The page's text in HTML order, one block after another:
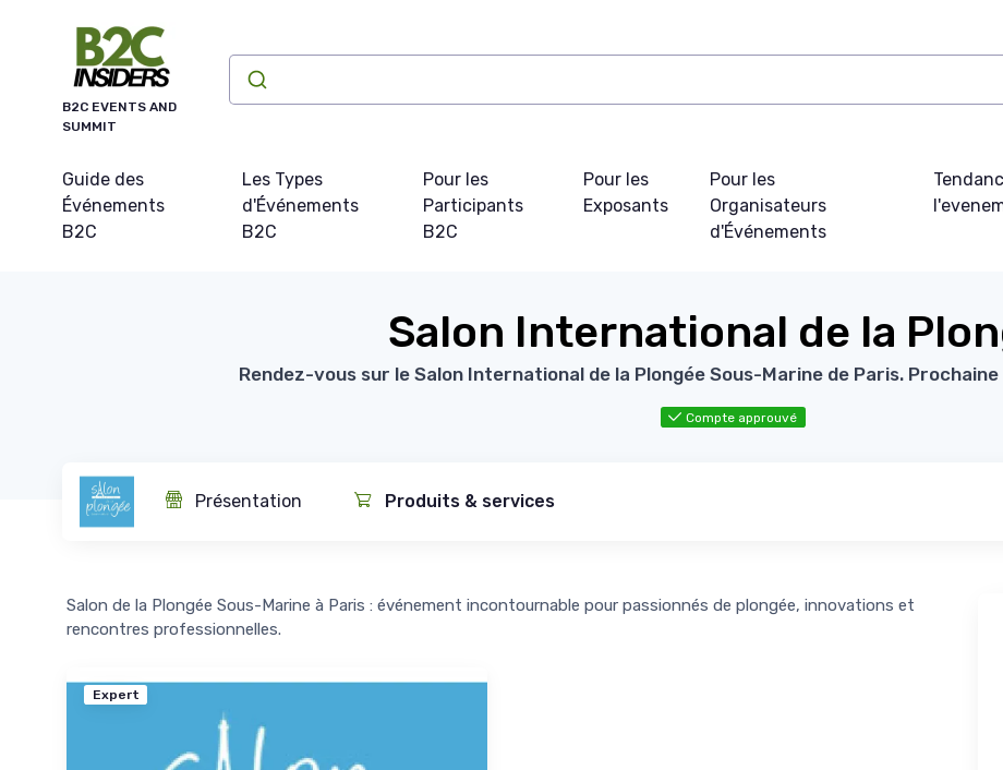
B2C EVENTS AND
SUMMIT
Guide des
Événements
B2C
Les Types
d'Événements
B2C
Pour les
Participants
B2C
Pour les
Exposants
Pour les
Organisateurs
d'Événements
Salon International de la
Rendez-vous sur le Salon International de la Plongée Sous-Marine de Paris.
Compte approuvé
Présentation Produits & services
Salon de la Plongée Sous-Marine à Paris : événement incontournable pour passionnés de plongée, innovations et
rencontres professionnelles.
Expert